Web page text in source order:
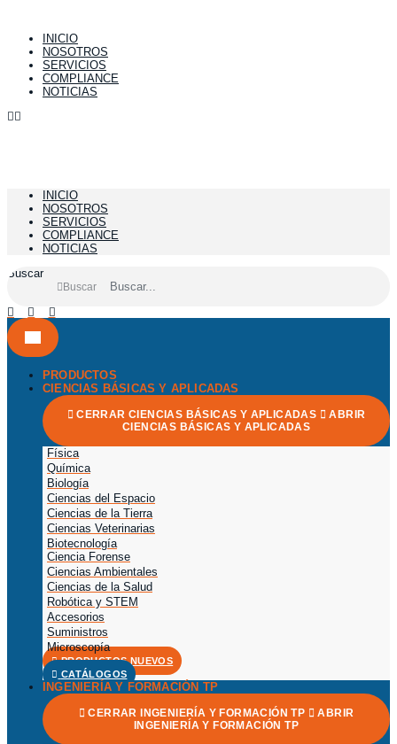
contenidoINICIO
NOSOTROS
SERVICIOS
COMPLIANCE
NOTICIAS
INICIO
NOSOTROS
SERVICIOS
COMPLIANCE
NOTICIAS
Buscar
Buscar
PRODUCTOS
CIENCIAS BÁSICAS Y APLICADAS
CERRAR CIENCIAS BÁSICAS Y APLICADAS
ABRIR
CIENCIAS BÁSICAS Y APLICADAS
Física
Química
Biología
Ciencias del Espacio
Ciencias de la Tierra
Ciencias Veterinarias
Biotecnología
Ciencia Forense
Ciencias Ambientales
Ciencias de la Salud
Robótica y STEM
Accesorios
Suministros
Microscopía
PRODUCTOS NUEVOS
CATÁLOGOS
INGENIERÍA Y FORMACIÓN TP
CERRAR INGENIERÍA Y FORMACIÓN TP
ABRIR
INGENIERÍA Y FORMACIÓN TP